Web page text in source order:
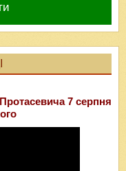
7 серпня